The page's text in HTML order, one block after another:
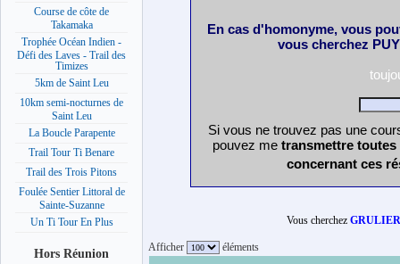
Course de côte de
Takamaka
Trophée Océan Indien -
Défi des Laves - Trail des
Timizes
5km de Saint Leu
10km semi-nocturnes de
Saint Leu
La Boucle Parapente
Trail Tour Ti Benare
Trail des Trois Pitons
Foulée Sentier Littoral de
Sainte-Suzanne
Un Ti Tour En Plus
Hors Réunion
En cas d'homonyme, vous
vous cherchez
Si vous ne trouvez pas une
pouvez me transmettre
concernant ces
Vous cherchez
Afficher éléments